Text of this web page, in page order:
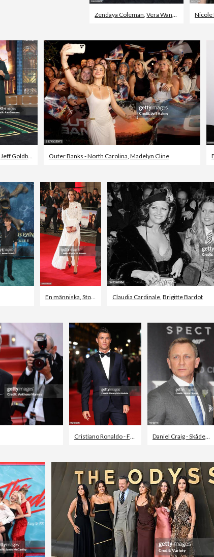
Zendaya Coleman ,Vera Wang - Designermärke Nicole
Jeff Goldblum Outer Banks - North Carolina, Madelyn Cline
En människa Storbritannien Claudia Cardinale ,Brigitte Bardot
, Kostym,Smoking